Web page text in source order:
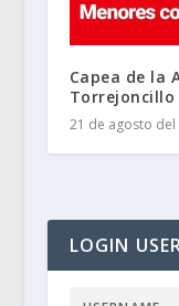
Capea de la
Torrejoncillo
21 de agosto del
LOGIN